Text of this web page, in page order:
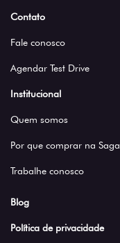
Contato
Fale conosco
Agendar Test Drive
Institucional
Quem somos
Por que comprar na Saga
Trabalhe conosco
Blog
Política de privacidade